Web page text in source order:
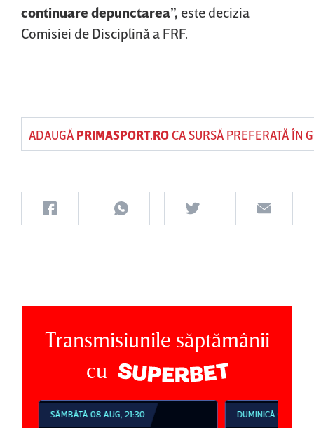
continuare depunctarea”, este decizia
Comisiei de Disciplină a FRF.
ADAUGĂ PRIMASPORT.ROCA SURSĂ PREFERATĂ ÎN
Transmisiunile săptămânii
cu
SÂMBĂTĂ 08 AUG, 21:30 DUMINICĂ 09 AUG,